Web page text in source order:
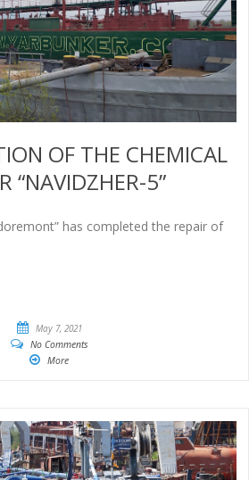
OF THE CHEMICAL
“NAVIDZHER-5”
has completed the repair of
May 7, 2021
No Comments
More